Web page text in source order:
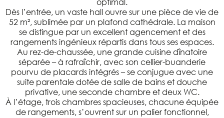
optimal.
Dès l’entrée, un vaste hall ouvre sur une pièce de vie de
52 m², sublimée par un plafond cathédrale. La maison
se distingue par un excellent agencement et des
rangements ingénieux répartis dans tous ses espaces.
Au rez-de-chaussée, une grande cuisine dînatoire
séparée – à rafraîchir, avec son cellier-buanderie
pourvu de placards intégrés – se conjugue avec une
suite parentale dotée de salle de bains et douche
privative, une seconde chambre et deux WC.
À l’étage, trois chambres spacieuses, chacune équipée
de rangements, s’ouvrent sur un palier fonctionnel,